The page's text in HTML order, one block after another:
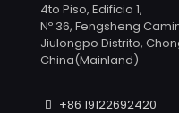
4to Piso, Edificio 1,
Nº 36, Fengsheng
Jiulongpo Distrito,
China(Mainland)
+86 19122692420